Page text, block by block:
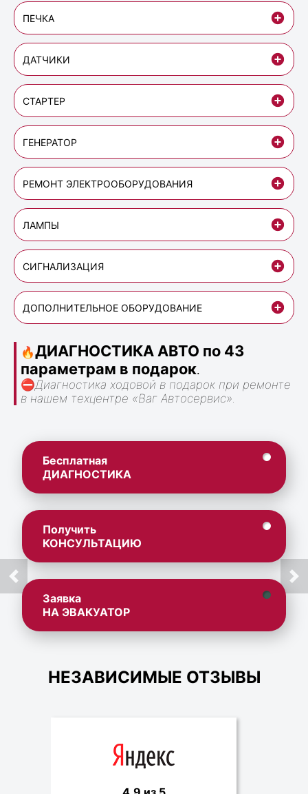
ПЕЧКА
ДАТЧИКИ
СТАРТЕР
ГЕНЕРАТОР
РЕМОНТ ЭЛЕКТРООБОРУДОВАНИЯ
ЛАМПЫ
СИГНАЛИЗАЦИЯ
ДОПОЛНИТЕЛЬНОЕ ОБОРУДОВАНИЕ
🔥ДИАГНОСТИКА АВТО по 43
параметрам в подарок.
⛔Диагностика ходовой в подарок при ремонте
в нашем техцентре «Ваг Автосервис».
Бесплатная
ДИАГНОСТИКА
Получить
КОНСУЛЬТАЦИЮ
Заявка
НА ЭВАКУАТОР
НЕЗАВИСИМЫЕ ОТЗЫВЫ